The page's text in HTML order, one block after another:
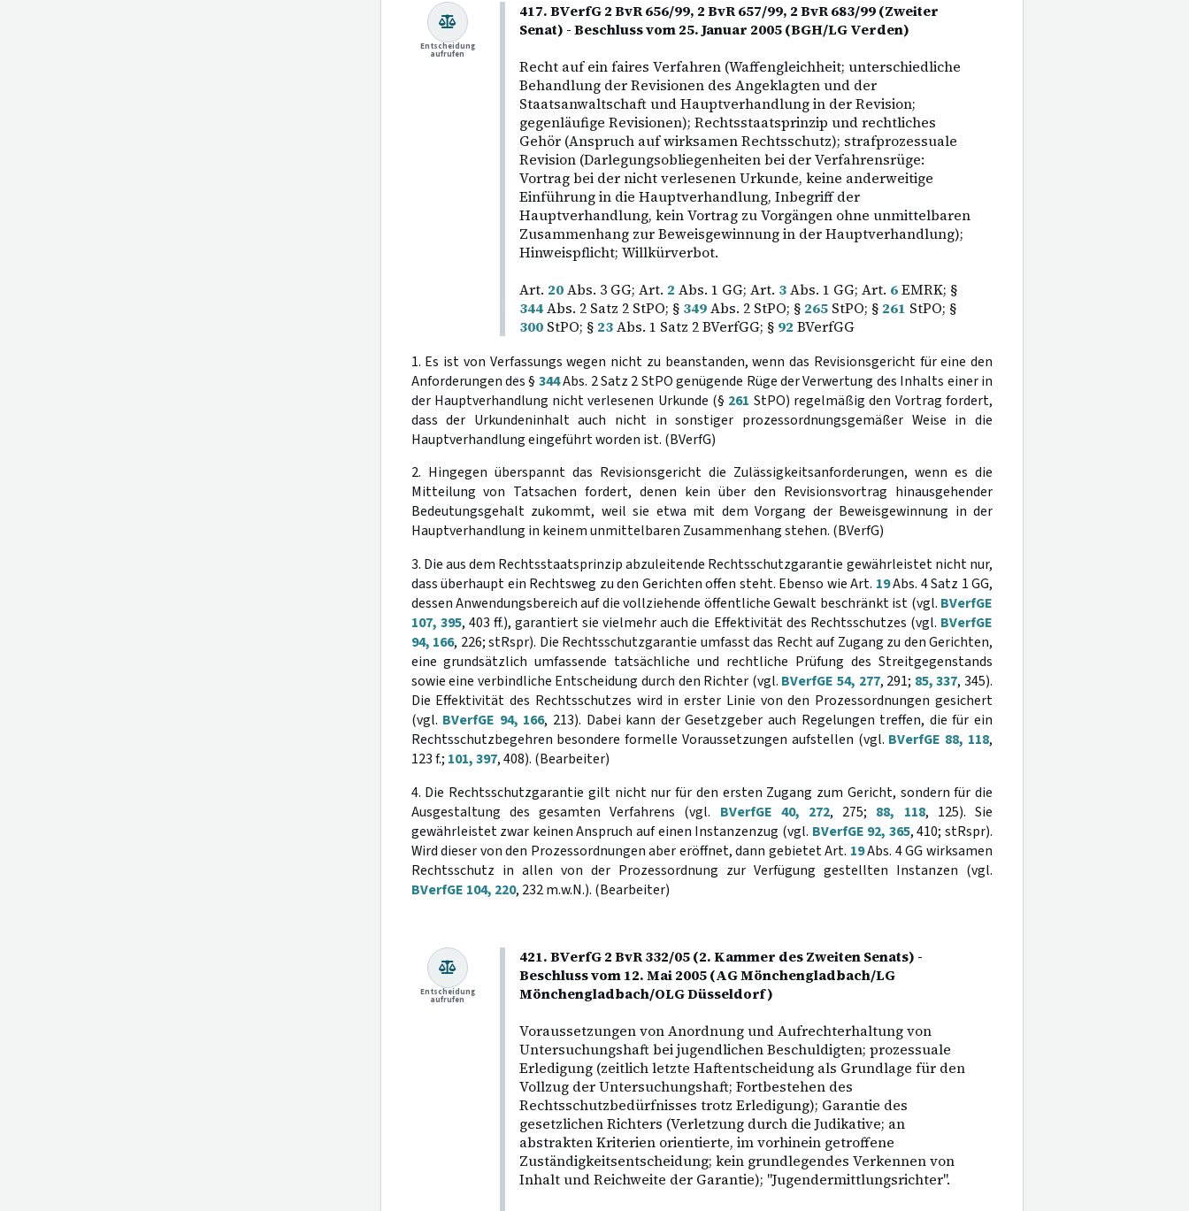
417. BVerfG 2 BvR 656/99, 2 BvR 657/99, 2 BvR 683/99 (Zweiter
Senat) - Beschluss vom 25. Januar 2005 (BGH/LG Verden)
Recht auf ein faires Verfahren (Waffengleichheit; unterschiedliche
Behandlung der Revisionen des Angeklagten und der
Staatsanwaltschaft und Hauptverhandlung in der Revision;
gegenläufige Revisionen); Rechtsstaatsprinzip und rechtliches
Gehör (Anspruch auf wirksamen Rechtsschutz); strafprozessuale
Revision (Darlegungsobliegenheiten bei der Verfahrensrüge:
Vortrag bei der nicht verlesenen Urkunde, keine anderweitige
Einführung in die Hauptverhandlung, Inbegriff der
Hauptverhandlung, kein Vortrag zu Vorgängen ohne unmittelbaren
Zusammenhang zur Beweisgewinnung in der Hauptverhandlung);
Hinweispflicht; Willkürverbot.
Art. 20Abs. 3 GG; Art. 2 Abs. 1 GG; Art. 3Abs. 1 GG; Art. 6EMRK; §
344Abs. 2 Satz 2 StPO; § 349Abs. 2 StPO; § 265StPO; § 261 StPO; §
300StPO; § 23Abs. 1 Satz 2 BVerfGG; § 92 BVerfGG
Entscheidung
aufrufen
1. Es ist von Verfassungs wegen nicht zu beanstanden, wenn das Revisionsgericht für eine den
Anforderungen des § 344Abs. 2 Satz 2 StPO genügende Rüge der Verwertung des Inhalts einer in
der Hauptverhandlung nicht verlesenen Urkunde (§ 261 StPO) regelmäßig den Vortrag fordert,
dass der Urkundeninhalt auch nicht in sonstiger prozessordnungsgemäßer Weise in die
Hauptverhandlung eingeführt worden ist. (BVerfG)
2. Hingegen überspannt das Revisionsgericht die Zulässigkeitsanforderungen, wenn es die
Mitteilung von Tatsachen fordert, denen kein über den Revisionsvortrag hinausgehender
Bedeutungsgehalt zukommt, weil sie etwa mit dem Vorgang der Beweisgewinnung in der
Hauptverhandlung in keinem unmittelbaren Zusammenhang stehen. (BVerfG)
3. Die aus dem Rechtsstaatsprinzip abzuleitende Rechtsschutzgarantie gewährleistet nicht nur,
dass überhaupt ein Rechtsweg zu den Gerichten offen steht. Ebenso wie Art. 19Abs. 4 Satz 1 GG,
dessen Anwendungsbereich auf die vollziehende öffentliche Gewalt beschränkt ist (vgl. BVerfGE
107, 395, 403 ff.), garantiert sie vielmehr auch die Effektivität des Rechtsschutzes (vgl. BVerfGE
94, 166, 226; stRspr). Die Rechtsschutzgarantie umfasst das Recht auf Zugang zu den Gerichten,
eine grundsätzlich umfassende tatsächliche und rechtliche Prüfung des Streitgegenstands
sowie eine verbindliche Entscheidung durch den Richter (vgl. BVerfGE 54, 277, 291; 85, 337, 345).
Die Effektivität des Rechtsschutzes wird in erster Linie von den Prozessordnungen gesichert
(vgl. BVerfGE 94, 166, 213). Dabei kann der Gesetzgeber auch Regelungen treffen, die für ein
Rechtsschutzbegehren besondere formelle Voraussetzungen aufstellen (vgl. BVerfGE 88, 118,
123 f.; 101, 397, 408). (Bearbeiter)
4. Die Rechtsschutzgarantie gilt nicht nur für den ersten Zugang zum Gericht, sondern für die
Ausgestaltung des gesamten Verfahrens (vgl. BVerfGE 40, 272, 275; 88, 118, 125). Sie
gewährleistet zwar keinen Anspruch auf einen Instanzenzug (vgl. BVerfGE 92, 365, 410; stRspr).
Wird dieser von den Prozessordnungen aber eröffnet, dann gebietet Art. 19Abs. 4 GG wirksamen
Rechtsschutz in allen von der Prozessordnung zur Verfügung gestellten Instanzen (vgl.
BVerfGE 104, 220, 232 m.w.N.). (Bearbeiter)
421. BVerfG 2 BvR 332/05 (2. Kammer des Zweiten Senats) -
Beschluss vom 12. Mai 2005 (AG Mönchengladbach/LG
Mönchengladbach/OLG Düsseldorf)
Voraussetzungen von Anordnung und Aufrechterhaltung von
Untersuchungshaft bei jugendlichen Beschuldigten; prozessuale
Erledigung (zeitlich letzte Haftentscheidung als Grundlage für den
Vollzug der Untersuchungshaft; Fortbestehen des
Rechtsschutzbedürfnisses trotz Erledigung); Garantie des
gesetzlichen Richters (Verletzung durch die Judikative; an
abstrakten Kriterien orientierte, im vorhinein getroffene
Zuständigkeitsentscheidung; kein grundlegendes Verkennen von
Inhalt und Reichweite der Garantie); "Jugendermittlungsrichter".
Entscheidung
aufrufen